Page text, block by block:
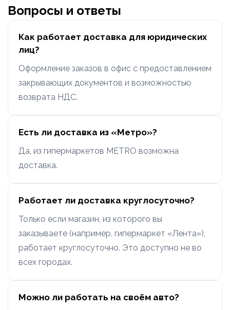
Вопросы и ответы
Как работает доставка для юридических
лиц?
Оформление заказов в офис с предоставлением
закрывающих документов и возможностью
возврата НДС.
Есть ли доставка из «Метро»?
Да, из гипермаркетов METRO возможна
доставка.
Работает ли доставка круглосуточно?
Только если магазин, из которого вы
заказываете (например, гипермаркет «Лента»),
работает круглосуточно. Это доступно не во
всех городах.
Можно ли работать на своём авто?